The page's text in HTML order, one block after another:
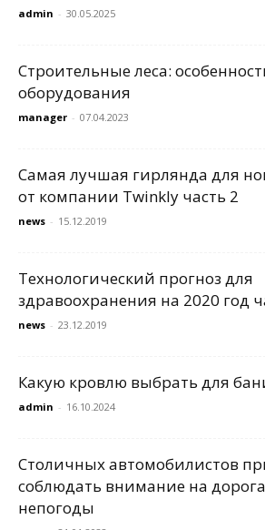
admin - 30.05.2025
Строительные леса:
оборудования
manager - 07.04.2023
Самая лучшая гирлянда для
от компании Twinkly часть 2
news - 15.12.2019
Технологический прогноз для
здравоохранения на 2020 год
news - 23.12.2019
Какую кровлю выбрать для
admin - 16.10.2024
Столичных автомобилистов
соблюдать внимание на
непогоды